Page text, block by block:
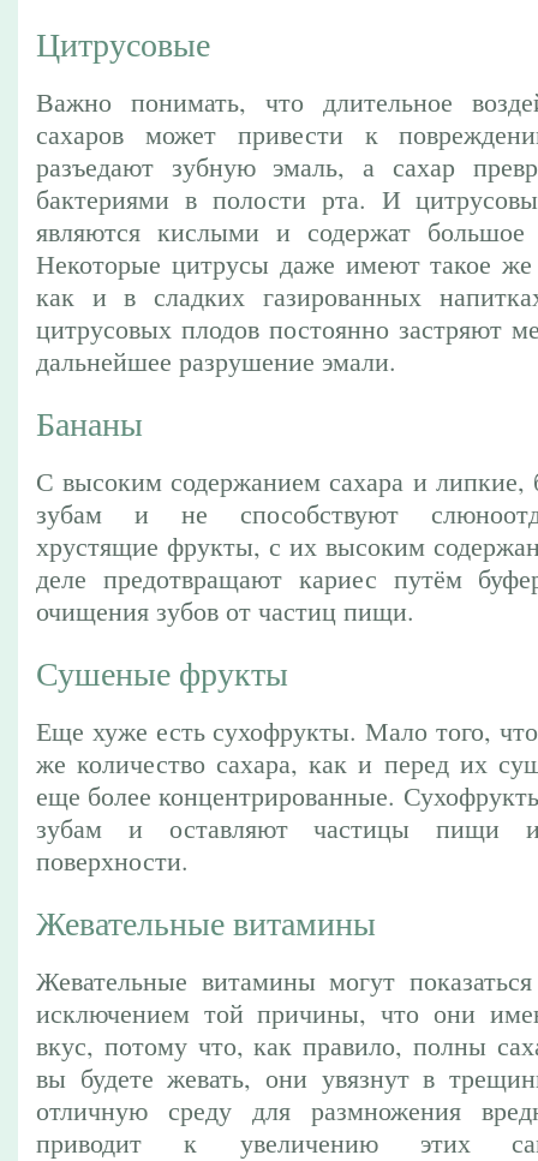
Цитрусовые
Важно понимать, что длительное
сахаров может привести к
разъедают зубную эмаль, а сахар
бактериями в полости рта. И
являются кислыми и содержат большое
Некоторые цитрусы даже имеют такое же
как и в сладких газированных
цитрусовых плодов постоянно застряют
дальнейшее разрушение эмали.
Бананы
С высоким содержанием сахара и липкие,
зубам и не способствуют
хрустящие фрукты, с их высоким
деле предотвращают кариес путём
очищения зубов от частиц пищи.
Сушеные фрукты
Еще хуже есть сухофрукты. Мало того,
же количество сахара, как и перед их
еще более концентрированные.
зубам и оставляют частицы пищи
поверхности.
Жевательные витамины
Жевательные витамины могут
исключением той причины, что они
вкус, потому что, как правило, полны
вы будете жевать, они увязнут в
отличную среду для размножения
приводит к увеличению этих